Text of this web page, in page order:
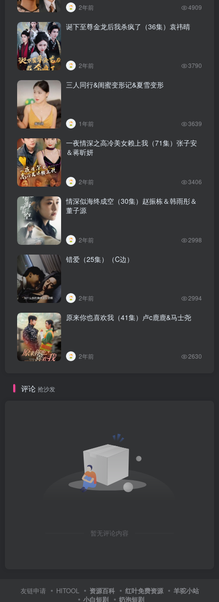
2年前 4909
诞下至尊金龙后我杀疯了（36集）袁祎晴
2年前 3790
三人同行&闺蜜变形记&夏雪变形
1年前 3639
一夜情深之高冷美女赖上我（71集）张子安
＆蒋昕妍
2年前 3406
情深似海终成空（30集）赵振栋＆韩雨彤＆
董子源
2年前 2998
错爱（25集）（C边）
2年前 2994
原来你也喜欢我（41集）卢c鹿鹿&马士尧
2年前 2630
评论 抢沙发
暂无评论内容
友链申请 HITOOL 资源百科 红叶免费资源
羊驼小站
小白短剧
奶泡短剧